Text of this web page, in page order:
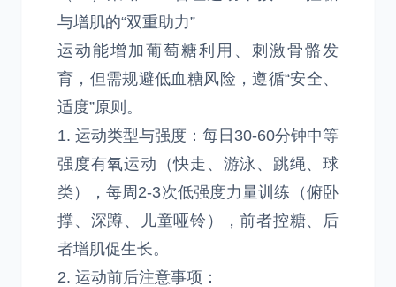
与增肌的“双重助力”
运动能增加葡萄糖利用、刺激骨骼发
育，但需规避低血糖风险，遵循“安全、
适度”原则。
1. 运动类型与强度：每日30-60分钟中等
强度有氧运动（快走、游泳、跳绳、球
类），每周2-3次低强度力量训练（俯卧
撑、深蹲、儿童哑铃），前者控糖、后
者增肌促生长。
2. 运动前后注意事项：